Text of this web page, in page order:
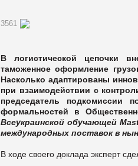
3561
В логистической цепочки
таможенное оформление
Насколько адаптированы
при взаимодействии с
председатель подкомиссии
формальностей в
Всеукраинской обучающей
международных поставок в
В ходе своего доклада эксперт